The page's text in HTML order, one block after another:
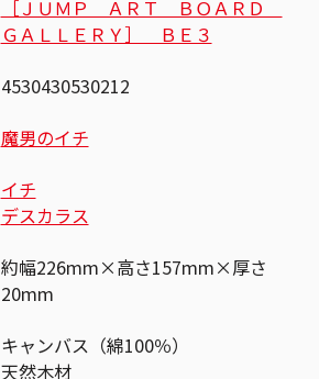
［ＪＵＭＰ ＡＲＴ ＢＯＡＲＤ
ＧＡＬＬＥＲＹ］ ＢＥ３
4530430530212
魔男のイチ
イチ
デスカラス
約幅226mm×高さ157mm×厚さ
20mm
キャンバス（綿100％）
天然木材